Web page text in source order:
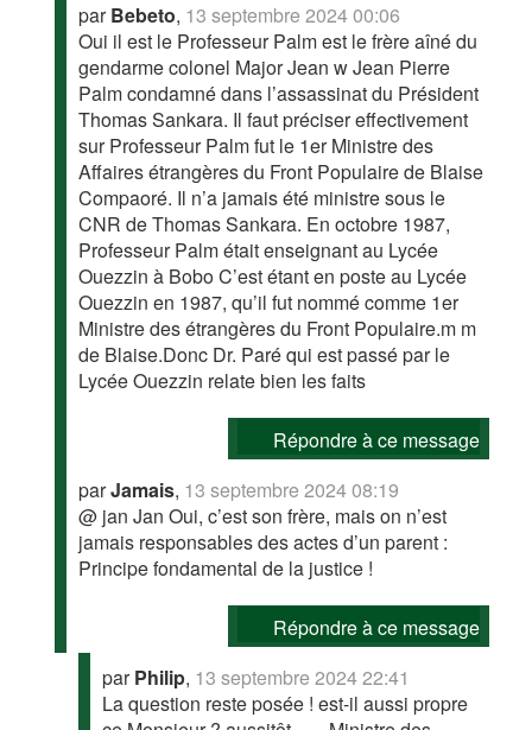
parBebeto, 13 septembre 2024 00:06
Oui il est le Professeur Palm est le frère aîné du
gendarme colonel Major Jean w Jean Pierre
Palm condamné dans l’assassinat du Président
Thomas Sankara. Il faut préciser effectivement
sur Professeur Palm fut le 1er Ministre des
Affaires étrangères du Front Populaire de Blaise
Compaoré. Il n’a jamais été ministre sous le
CNR de Thomas Sankara. En octobre 1987,
Professeur Palm était enseignant au Lycée
Ouezzin à Bobo C’est étant en poste au Lycée
Ouezzin en 1987, qu’il fut nommé comme 1er
Ministre des étrangères du Front Populaire.m m
de Blaise.Donc Dr. Paré qui est passé par le
Lycée Ouezzin relate bien les faits
Répondre à ce message
parJamais, 13 septembre 2024 08:19
@ jan Jan Oui, c’est son frère, mais on n’est
jamais responsables des actes d’un parent :
Principe fondamental de la justice !
Répondre à ce message
parPhilip, 13 septembre 2024 22:41
La question reste posée ! est-il aussi propre